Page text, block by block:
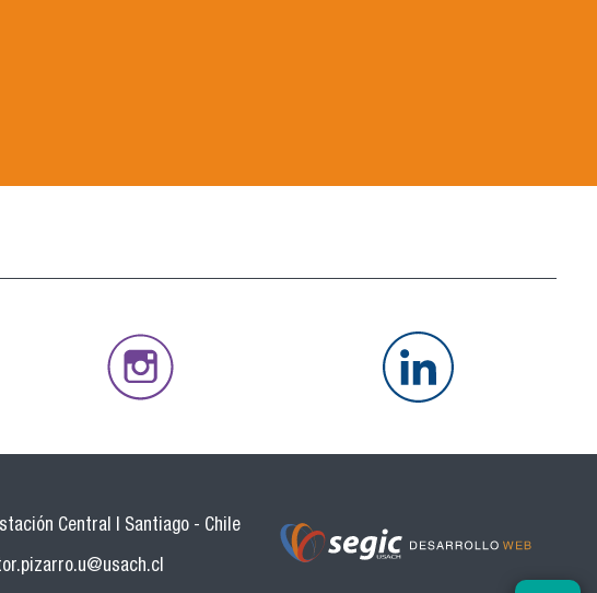
Central | Santiago - Chile